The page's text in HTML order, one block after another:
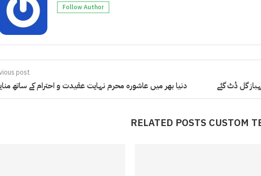
Follow Author
post
دنیا بھر میں عاشورہ محرم نہایت عقیدت و احترام کے ساتھ گل ڈٹ گئے
RELATED POSTS CUSTOM